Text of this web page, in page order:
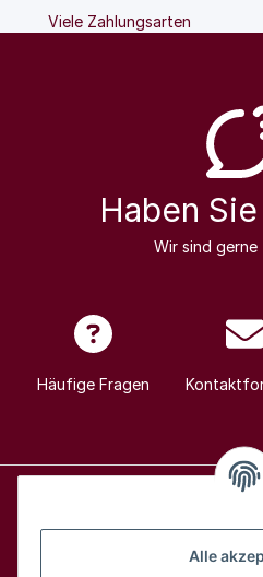
Alle
Viele Zahlungsarten
Haben
Wir sind gerne
Häufige Fragen